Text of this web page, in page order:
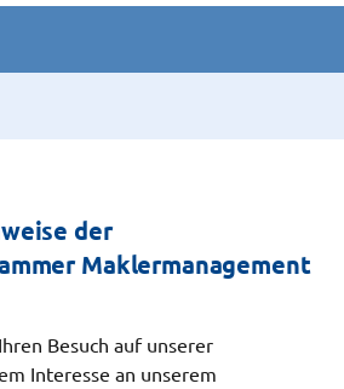
der
Maklermanagement
Besuch auf unserer
Interesse an unserem